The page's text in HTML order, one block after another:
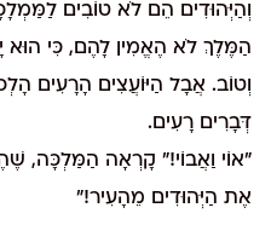
וְהַיְּהוּדִים הֵם לֹא טוֹבִים
הַמֶּלֶךְ לֹא הֶאֱמִין לָהֶם, כִּי
וְטוֹב. אֲבָל הַיּוֹעֲצִים הָרָעִים
דְּבָרִים רָעִים.
"אוֹי וַאֲבוֹי!" קָרְאָה הַמַּלְכָּה,
אֶת הַיְּהוּדִים מֵהָעִיר!"